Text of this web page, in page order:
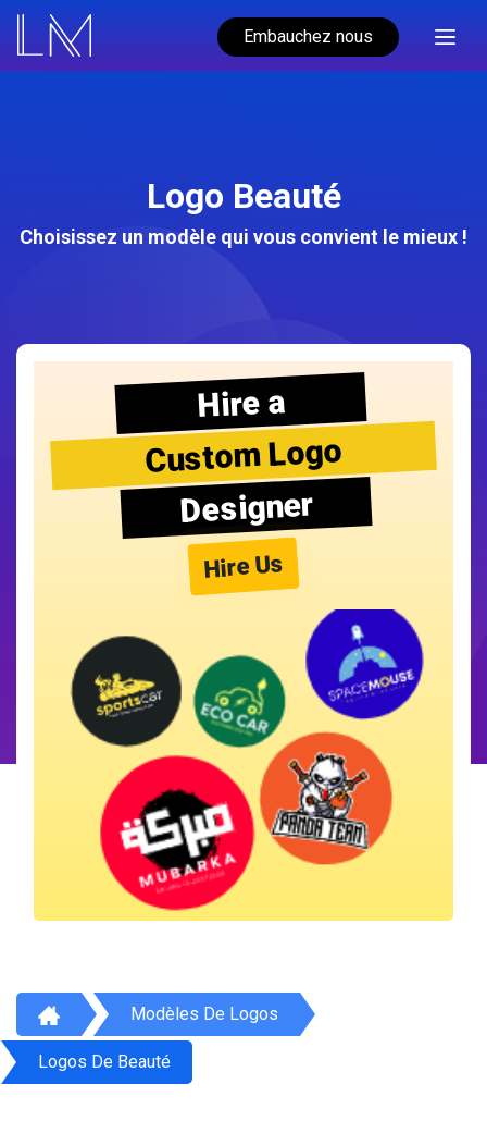
Embauchez nous
Logo Beauté
Choisissez un modèle qui vous convient le mieux !
Hire a
Custom Logo
Designer
Hire Us
Modèles De Logos
Logos De Beauté